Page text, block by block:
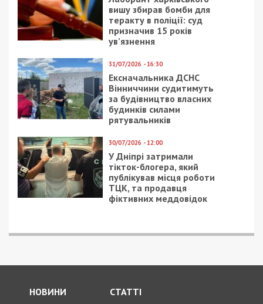
вишу збирав бомби для
теракту в поліції: суд
призначив 15 років
ув’язнення
31/07/2026 - 16:30
Ексначальника ДСНС
Вінниччини судитимуть
за будівництво власних
будинків силами
рятувальників
30/07/2026 - 12:00
У Дніпрі затримали
тікток-блогера, який
публікував місця роботи
ТЦК, та продавця
фіктивних меддовідок
НОВИНИ СТАТТІ